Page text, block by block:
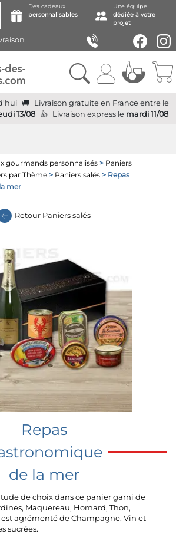
Des cadeaux
personnalisables
Une équipe
dédiée à votre
projet
Livraison gratuite en France entre le
13/08 Livraison expressle mardi 11/08
gourmands personnalisés > Paniers
par Thème > Paniers salés > Repas
mer
Retour Paniers salés
Repas
de la mer
de choix dans ce panier garni de
Maquereau, Homard, Thon,
agrémenté de Champagne, Vin et
sucrées.